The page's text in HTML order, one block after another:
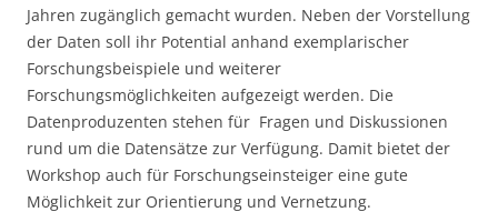
Jahren zugänglich gemacht wurden. Neben der Vorstellung
der Daten soll ihr Potential anhand exemplarischer
Forschungsbeispiele und weiterer
Forschungsmöglichkeiten aufgezeigt werden. Die
Datenproduzenten stehen für Fragen und Diskussionen
rund um die Datensätze zur Verfügung. Damit bietet der
Workshop auch für Forschungseinsteiger eine gute
Möglichkeit zur Orientierung und Vernetzung.